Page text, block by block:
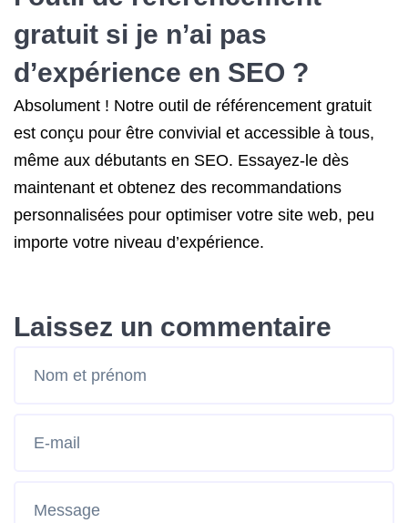
gratuit si je n’ai pas
d’expérience en SEO ?
Absolument ! Notre outil de référencement gratuit
est conçu pour être convivial et accessible à tous,
même aux débutants en SEO. Essayez-le dès
maintenant et obtenez des recommandations
personnalisées pour optimiser votre site web, peu
importe votre niveau d’expérience.
Laissez un commentaire